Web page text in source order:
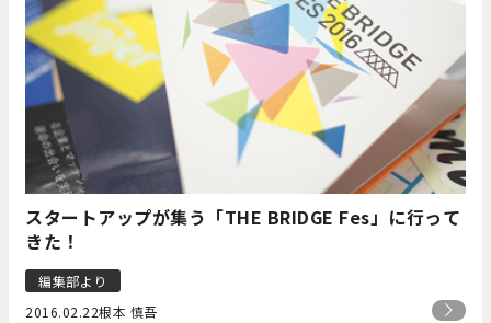
スタートアップが集う「THE BRIDGE Fes」に行って
きた！
編集部より
2016.02.22根本 慎吾